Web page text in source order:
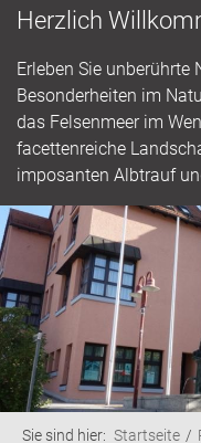
Herzlich
Erleben Sie
Besonderheiten im
das Felsenmeer im
facettenreiche
imposanten Albtrauf
Sie sind hier: Startseite